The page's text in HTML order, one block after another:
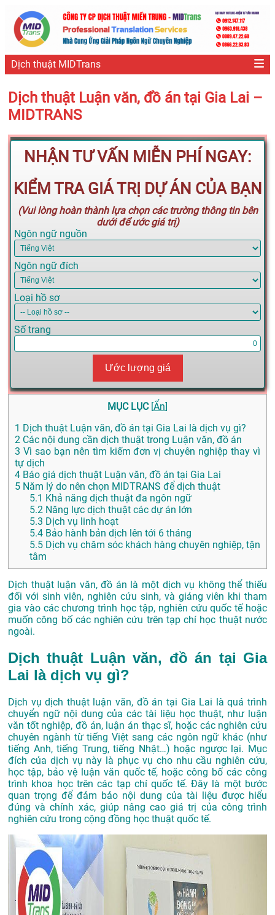
Dịch thuật MIDTrans
Dịch thuật Luận văn, đồ án tại Gia Lai –
MIDTRANS
NHẬN TƯ VẤN MIỄN PHÍ NGAY:
KIỂM TRA GIÁ TRỊ DỰ ÁN CỦA BẠN
(Vui lòng hoàn thành lựa chọn các trường thông tin bên
dưới để ước giá trị)
Ngôn ngữ nguồn
Ngôn ngữ đích
Loại hồ sơ
Số trang
Ước lượng giá
MỤC LỤC [Ẩn]
1 Dịch thuật Luận văn, đồ án tại Gia Lai là dịch vụ gì?
2 Các nội dung cần dịch thuật trong Luận văn, đồ án
3 Vì sao bạn nên tìm kiếm đơn vị chuyên nghiệp thay vì
tự dịch
4 Báo giá dịch thuật Luận văn, đồ án tại Gia Lai
5 Năm lý do nên chọn MIDTRANS để dịch thuật
5.1 Khả năng dịch thuật đa ngôn ngữ
5.2 Năng lực dịch thuật các dự án lớn
5.3 Dịch vụ linh hoạt
5.4 Bảo hành bản dịch lên tới 6 tháng
5.5 Dịch vụ chăm sóc khách hàng chuyên nghiệp, tận
tâm
Dịch thuật luận văn, đồ án là một dịch vụ không thể thiếu
đối với sinh viên, nghiên cứu sinh, và giảng viên khi tham
gia vào các chương trình học tập, nghiên cứu quốc tế hoặc
muốn công bố các nghiên cứu trên tạp chí học thuật nước
ngoài.
Dịch thuật Luận văn, đồ án tại Gia
Lai là dịch vụ gì?
Dịch vụ dịch thuật luận văn, đồ án tại Gia Lai là quá trình
chuyển ngữ nội dung của các tài liệu học thuật, như luận
văn tốt nghiệp, đồ án, luận án thạc sĩ, hoặc các nghiên cứu
chuyên ngành từ tiếng Việt sang các ngôn ngữ khác (như
tiếng Anh, tiếng Trung, tiếng Nhật…) hoặc ngược lại. Mục
đích của dịch vụ này là phục vụ cho nhu cầu nghiên cứu,
học tập, bảo vệ luận văn quốc tế, hoặc công bố các công
trình khoa học trên các tạp chí quốc tế. Đây là một bước
quan trọng để đảm bảo nội dung của tài liệu được hiểu
đúng và chính xác, giúp nâng cao giá trị của công trình
nghiên cứu trong cộng đồng học thuật quốc tế.